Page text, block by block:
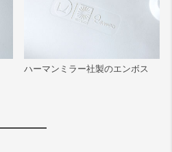
ハーマンミラー社製のエンボス